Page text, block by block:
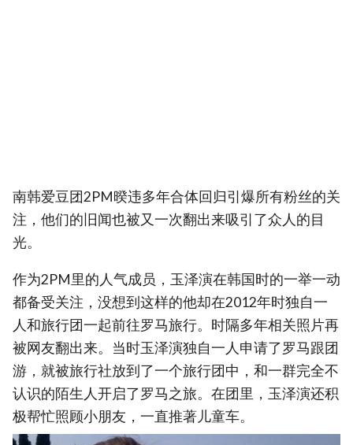
南韩爱豆团2PM暌违多年合体回归引爆所有粉丝的关
注，他们的旧闻也被又一次翻出来吸引了众人的目
光。
作为2PM里的人气成员，玉泽演在韩国时的一举一动
都备受关注，没想到这样的他却在2012年时独自一
人和旅行团一起前往罗马旅行。时隔多年相关照片再
被网友翻出来。当时玉泽演独自一人申请了罗马跟团
游，就被旅行社放到了一个旅行团中，和一群完全不
认识的陌生人开启了罗马之旅。在团里，玉泽演还积
极帮忙照顾小朋友，一直推著儿童车。